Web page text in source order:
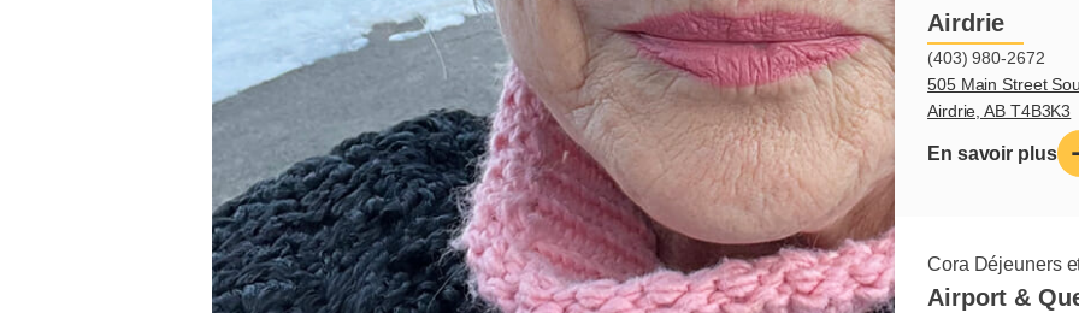
Airdrie
(403) 980-2672
505 Main Street
Airdrie, AB T4B3K3
En savoir plus
Cora Déjeuners
Airport &